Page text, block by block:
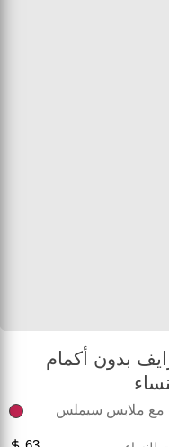
بدون أكمام
مع ملابس سيملس